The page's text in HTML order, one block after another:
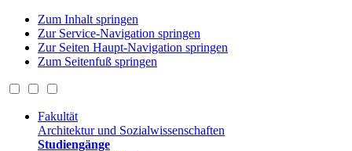
Zum Inhalt springen
Zur Service-Navigation springen
Zur Seiten Haupt-Navigation springen
Zum Seitenfuß springen
Fakultät
Architektur und Sozialwissenschaften
Studiengänge